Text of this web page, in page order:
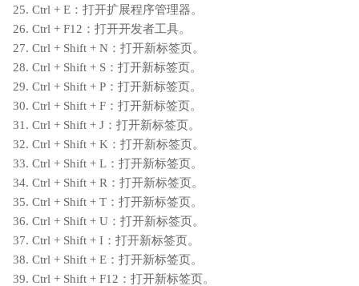
25. Ctrl + E：打开扩展程序管理器。
26. Ctrl + F12：打开开发者工具。
27. Ctrl + Shift + N：打开新标签页。
28. Ctrl + Shift + S：打开新标签页。
29. Ctrl + Shift + P：打开新标签页。
30. Ctrl + Shift + F：打开新标签页。
31. Ctrl + Shift + J：打开新标签页。
32. Ctrl + Shift + K：打开新标签页。
33. Ctrl + Shift + L：打开新标签页。
34. Ctrl + Shift + R：打开新标签页。
35. Ctrl + Shift + T：打开新标签页。
36. Ctrl + Shift + U：打开新标签页。
37. Ctrl + Shift + I：打开新标签页。
38. Ctrl + Shift + E：打开新标签页。
39. Ctrl + Shift + F12：打开新标签页。